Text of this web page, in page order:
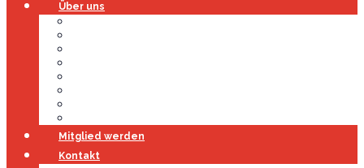
Über uns
Mitglied werden
Kontakt